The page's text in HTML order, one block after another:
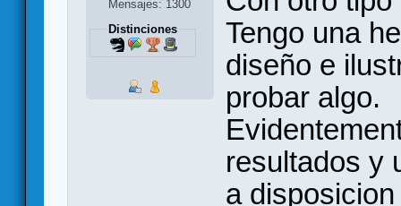
Mensajes: 1300
Distinciones
Tengo una
diseño e
probar algo.
resultados y
a